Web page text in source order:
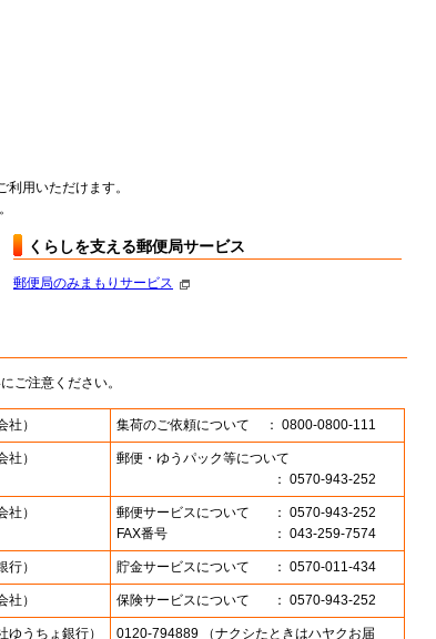
用いただけます。
くらしを支える郵便局サービス
郵便局のみまもりサービス
ご注意ください。
社） 集荷のご依頼について ： 0800-0800-111
社）
郵便・ゆうパック等について
： 0570-943-252
社） 郵便サービスについて
： 0570-943-252
FAX番号
： 043-259-7574
行） 貯金サービスについて ： 0570-011-434
社） 保険サービスについて ： 0570-943-252
ゆうちょ銀行） 0120-794889 （ナクシたときはハヤクお届